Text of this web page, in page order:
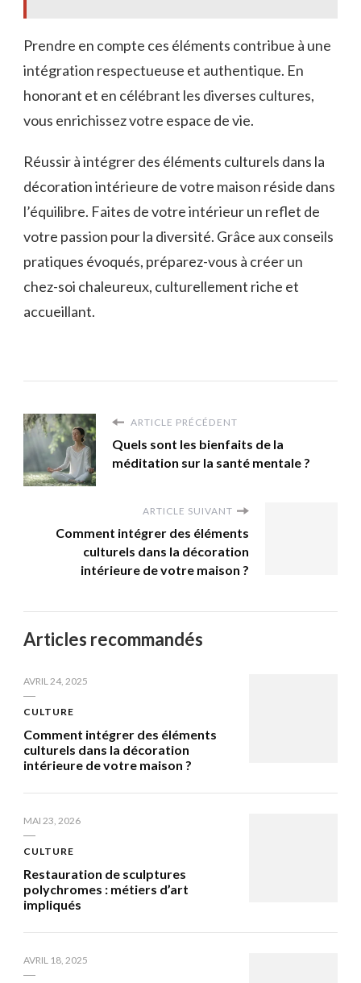
Prendre en compte ces éléments contribue à une
intégration respectueuse et authentique. En
honorant et en célébrant les diverses cultures,
vous enrichissez votre espace de vie.
Réussir à intégrer des éléments culturels dans la
décoration intérieure de votre maison réside dans
l’équilibre. Faites de votre intérieur un reflet de
votre passion pour la diversité. Grâce aux conseils
pratiques évoqués, préparez-vous à créer un
chez-soi chaleureux, culturellement riche et
accueillant.
ARTICLE PRÉCÉDENT
Quels sont les bienfaits de la
méditation sur la santé mentale ?
ARTICLE SUIVANT
Comment intégrer des éléments
culturels dans la décoration
intérieure de votre maison ?
Articles recommandés
AVRIL 24, 2025
CULTURE
Comment intégrer des éléments
culturels dans la décoration
intérieure de votre maison ?
MAI 23, 2026
CULTURE
Restauration de sculptures
polychromes : métiers d’art
impliqués
AVRIL 18, 2025